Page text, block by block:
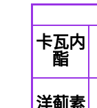
卡瓦内
酯
洋蓟素